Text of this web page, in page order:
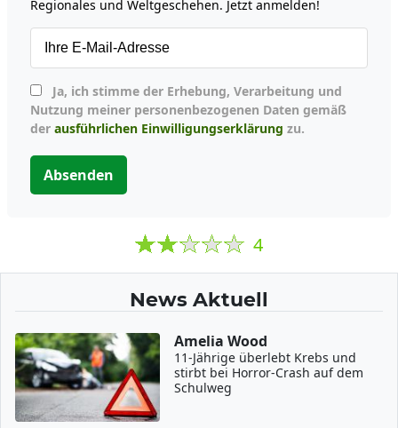
Regionales und Weltgeschehen. Jetzt anmelden!
Nutzung meiner personenbezogenen Daten gemäß
der ausführlichen Einwilligungserklärung zu.
Absenden
4
News Aktuell
Amelia Wood
11-Jährige überlebt Krebs und
stirbt bei Horror-Crash auf dem
Schulweg